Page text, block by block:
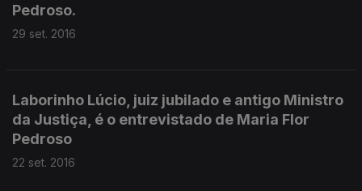
Pedroso.
29 set. 2016
Laborinho Lúcio, juiz jubilado e antigo Ministro
da Justiça, é o entrevistado de Maria Flor
Pedroso
22 set. 2016